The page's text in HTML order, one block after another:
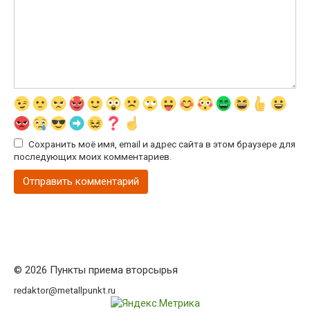
Сохранить моё имя, email и адрес сайта в этом браузере для
последующих моих комментариев.
© 2026 Пункты приема вторсырья
redaktor@metallpunkt.ru